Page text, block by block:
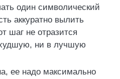
один символический
аккуратно вылить
шаг не отразится
ни в лучшую
ее надо максимально